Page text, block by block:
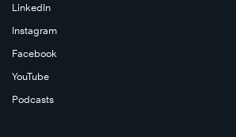
LinkedIn
Instagram
Facebook
YouTube
Podcasts